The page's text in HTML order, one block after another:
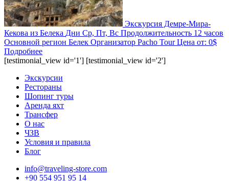
Экскурсия Демре-Мира-
Кекова из Белека Дни Ср, Пт, Вс Продолжительность 12 часов
Основной регион Белек Организатор Pacho TourЦена от: 0$
Подробнее
[testimonial_view id='1'] [testimonial_view id='2']
Экскурсии
Рестораны
Шопинг туры
Аренда яхт
Трансфер
О нас
ЧЗВ
Условия и правила
Блог
info@traveling-store.com
+90 554 951 95 14